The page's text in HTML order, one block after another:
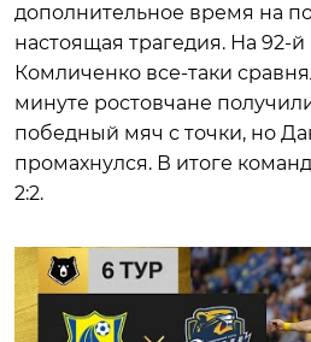
дополнительное время на
настоящая трагедия. На 92-
Комличенко все-таки
минуте ростовчане
победный мяч с точки, но
промахнулся. В итоге
2:2.